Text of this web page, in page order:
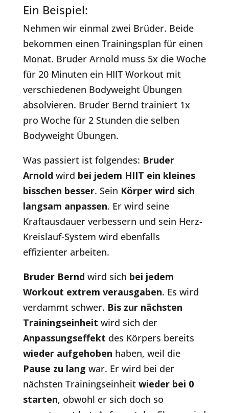
Ein Beispiel:
Nehmen wir einmal zwei Brüder. Beide
bekommen einen Trainingsplan für einen
Monat. Bruder Arnold muss 5x die Woche
für 20 Minuten ein HIIT Workout mit
verschiedenen Bodyweight Übungen
absolvieren. Bruder Bernd trainiert 1x
pro Woche für 2 Stunden die selben
Bodyweight Übungen.
Was passiert ist folgendes: Bruder
Arnold wird bei jedem HIIT ein kleines
bisschen besser. Sein Körper wird sich
langsam anpassen. Er wird seine
Kraftausdauer verbessern und sein Herz-
Kreislauf-System wird ebenfalls
effizienter arbeiten.
Bruder Bernd wird sich bei jedem
Workout extrem verausgaben. Es wird
verdammt schwer. Bis zur nächsten
Trainingseinheit wird sich der
Anpassungseffekt des Körpers bereits
wieder aufgehoben haben, weil die
Pause zu lang war. Er wird bei der
nächsten Trainingseinheit wieder bei 0
starten, obwohl er sich doch so